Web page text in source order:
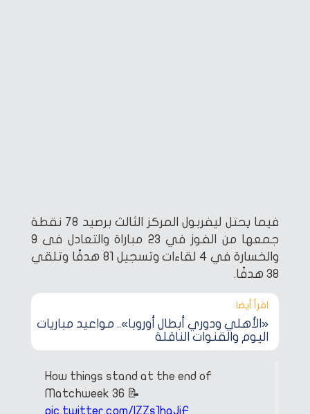
فيما يحتل ليفربول المركز الثالث برصيد 78 نقطة
جمعها من الفوز في 23 مباراة والتعادل فى 9
والخسارة في 4 لقاءات وتسجيل 81 هدفًا وتلقي
38 هدفًا.
اقرأ أيضا‎
«الأهلي ودوري أبطال أوروبا».. مواعيد مباريات
اليوم والقنوات الناقلة
How things stand at the end of
Matchweek 36 📝
pic.twitter.com/lZZs1haJiF